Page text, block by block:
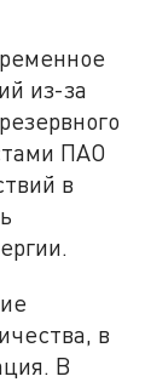
из-за
ПАО
в
в
В